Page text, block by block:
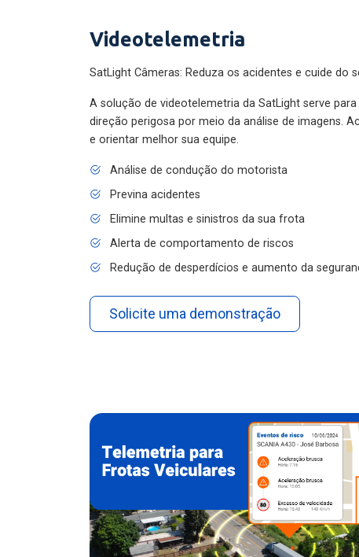
Videotelemetria
SatLight Câmeras: Reduza os acidentes e cuide do
A solução de videotelemetria da SatLight serve
direção perigosa por meio da análise de imagens.
e orientar melhor sua equipe.
Análise de condução do motorista
Previna acidentes
Elimine multas e sinistros da sua frota
Alerta de comportamento de riscos
Redução de desperdícios e aumento da
Solicite uma demonstração